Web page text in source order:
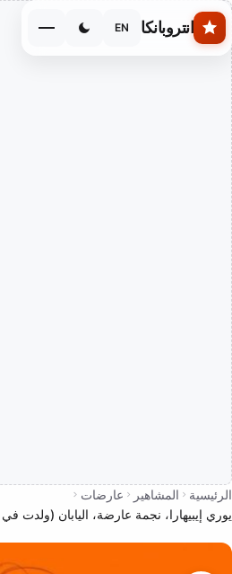
Skip to main content
انتروبانكا EN
الرئيسية المشاهير
عارضات
يوري إيبيهارا، نجمة عارضة، اليابان (ولدت في 3-أكتوبر-1979)